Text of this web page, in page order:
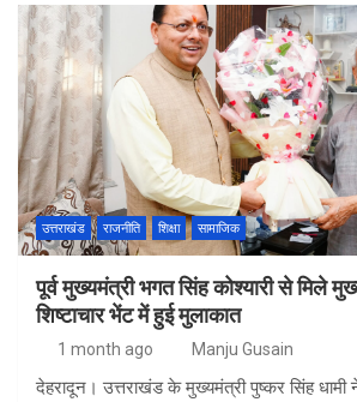
उत्तराखंड राजनीति शिक्षा सामाजिक
पूर्व मुख्यमंत्री भगत सिंह कोश्यारी से मिले
शिष्टाचार भेंट में हुई मुलाकात
1 month ago Manju Gusain
देहरादून। उत्तराखंड के मुख्यमंत्री पुष्कर सिंह धामी